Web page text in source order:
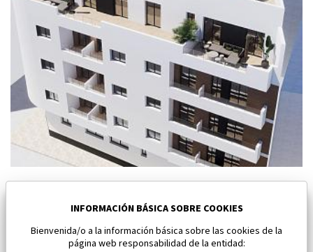
Dormitorios:2 Área:62 M2
INFORMACIÓN BÁSICA SOBRE COOKIES
Bienvenida/o a la información básica sobre las cookies de la
página web responsabilidad de la entidad: